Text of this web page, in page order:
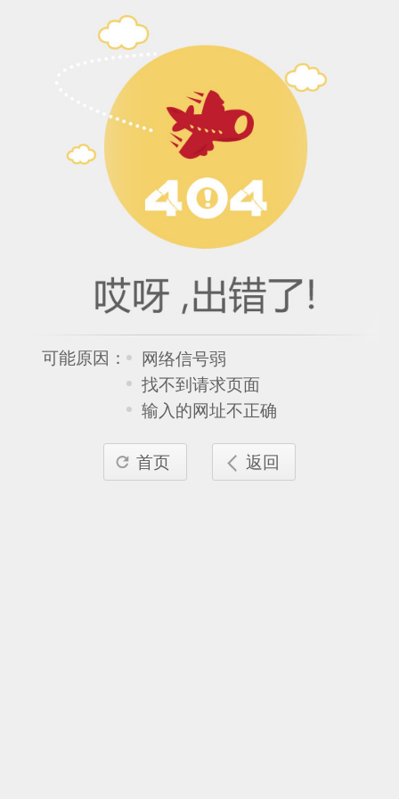
可能原因：
网络信号弱
找不到请求页面
输入的网址不正确
 首页  返回